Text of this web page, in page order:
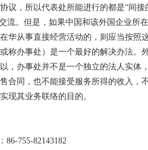
议，所以代表处所能进行的都是“间接
流。但是，如果中国和该外国企业所
华从事直接经营活动的，则应当按
称办事处）是一个最好的解决办法。
，办事处并不是一个独立的法人实体
合同，也不能接受服务所得的收入，
现其业务联络的目的。
86-755-82143182